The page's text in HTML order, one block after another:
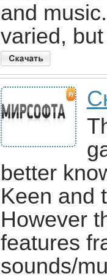
and
varied,
better
Keen and
However
features
sounds/